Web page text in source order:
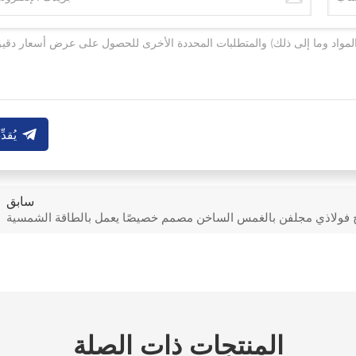
سابق
فولاذي مجلفن بالغمس الساخن مصمم خصيصًا يعمل بالطاقة الشمسية
المنتجات ذات الصلة